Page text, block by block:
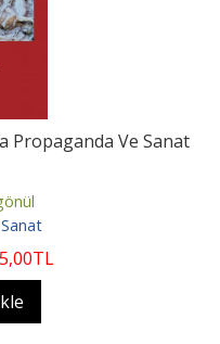
Propaganda Ve Sanat
,00TL